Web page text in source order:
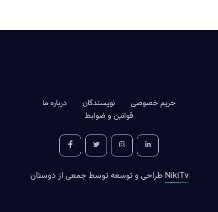
درباره ما نویسندگان
حریم خصوصی
قوانین و ضوابط
NikiTv